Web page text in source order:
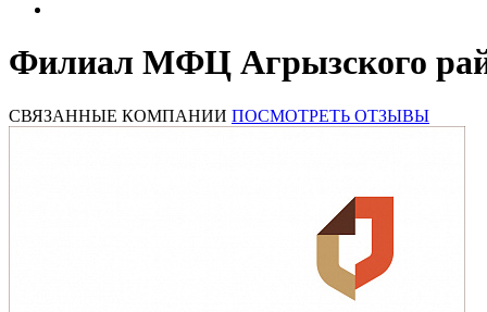
Филиал МФЦ Агрызского
СВЯЗАННЫЕ КОМПАНИИ ПОСМОТРЕТЬ ОТЗЫВЫ